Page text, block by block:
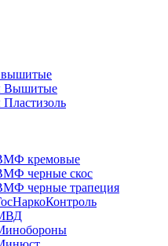
Вышитые
кремовые
черные скос
черные трапеция